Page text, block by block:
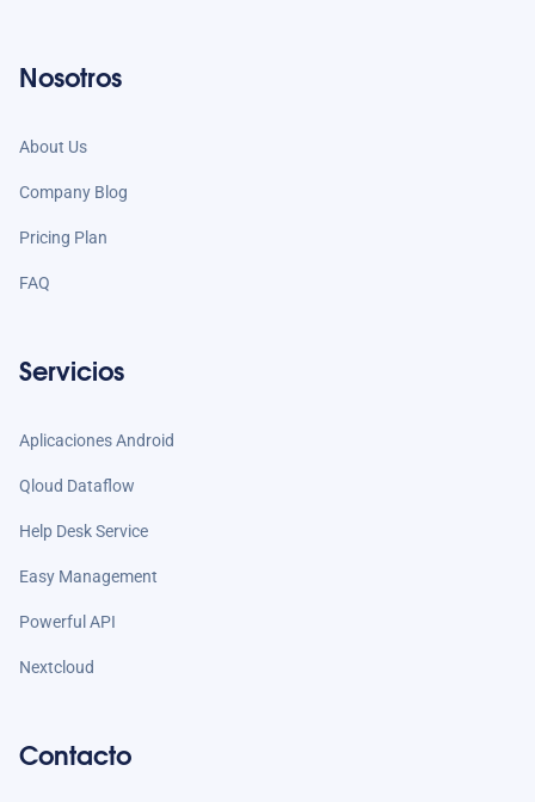
Nosotros
About Us
Company Blog
Pricing Plan
FAQ
Servicios
Aplicaciones Android
Qloud Dataflow
Help Desk Service
Easy Management
Powerful API
Nextcloud
Contacto